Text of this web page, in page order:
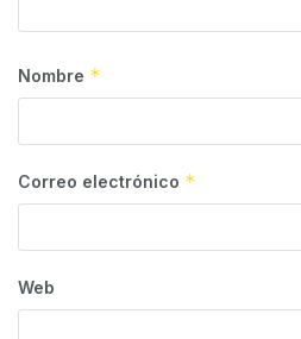
Nombre *
Correo electrónico *
Web